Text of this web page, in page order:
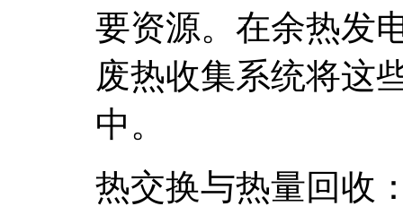
要资源。在余热发
废热收集系统将这
中。
热交换与热量回收